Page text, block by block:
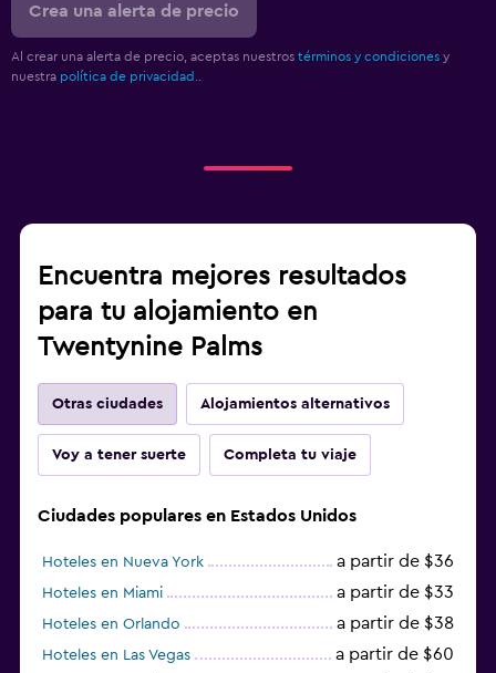
Crea una alerta de precio
Al crear una alerta de precio, aceptas nuestros términos y condiciones y
nuestra política de privacidad.
Encuentra mejores resultados
para tu alojamiento en
Twentynine Palms
Otras ciudades Alojamientos alternativos
Voy a tener suerte Completa tu viaje
Ciudades populares en Estados Unidos
Hoteles en Nueva York a partir de $36
Hoteles en Miami a partir de $33
Hoteles en Orlando a partir de $38
Hoteles en Las Vegas a partir de $60